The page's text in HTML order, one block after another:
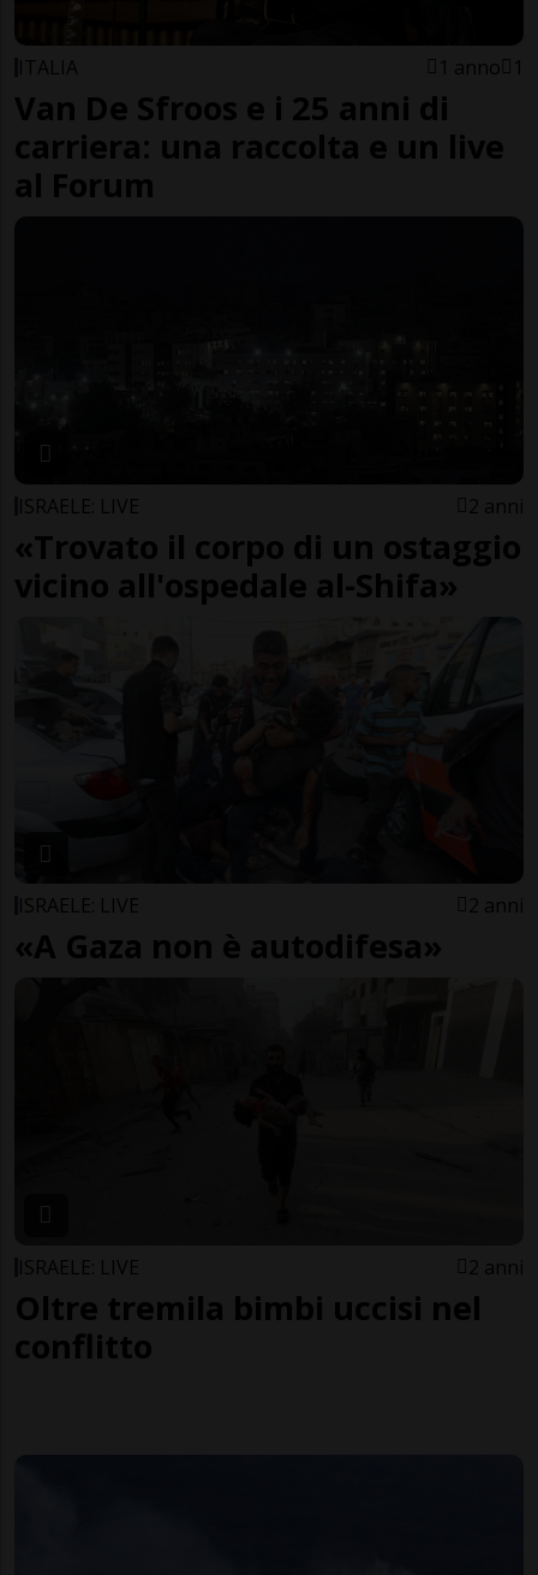
ITALIA 1 anno 1
Van De Sfroos e i 25 anni di
carriera: una raccolta e un live
al Forum
ISRAELE: LIVE 2 anni
«Trovato il corpo di un ostaggio
vicino all'ospedale al-Shifa»
ISRAELE: LIVE 2 anni
«A Gaza non è autodifesa»
ISRAELE: LIVE 2 anni
Oltre tremila bimbi uccisi nel
conflitto